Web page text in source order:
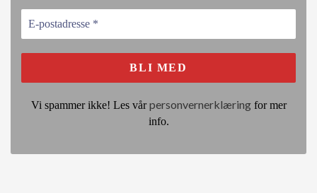
Vi spammer ikke! Les vårpersonvernerklæringfor mer
info.